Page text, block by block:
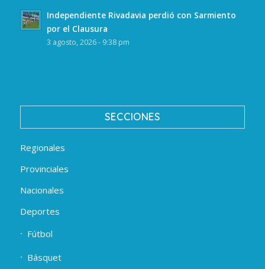
Independiente Rivadavia perdió con Sarmiento
por el Clausura
3 agosto, 2026 - 9:38 pm
SECCIONES
Regionales
Provinciales
Nacionales
Deportes
Fútbol
Básquet